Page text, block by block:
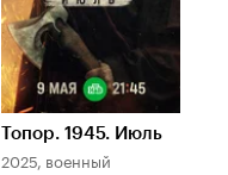
Топор. 1945. Июль
2025, военный